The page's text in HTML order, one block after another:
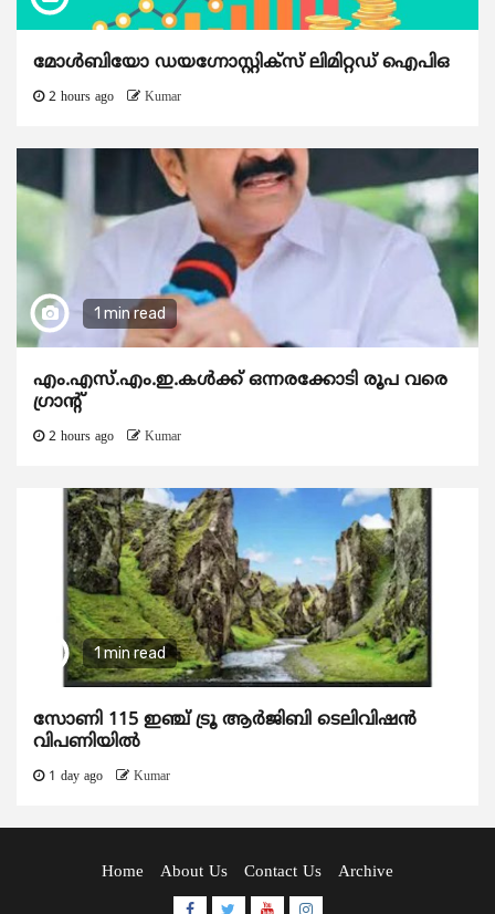
മോൾബിയോ ഡയഗ്നോസ്റ്റിക്സ് ലിമിറ്റഡ് ഐപിഒ
2 hours ago Kumar
1 min read
എം.എസ്.എം.ഇ.കൾക്ക് ഒന്നരക്കോടി രൂപ വരെ
ഗ്രാന്റ്
2 hours ago Kumar
1 min read
സോണി 115 ഇഞ്ച് ട്രൂ ആർജിബി ടെലിവിഷൻ
വിപണിയിൽ
1 day ago Kumar
Home About Us Contact Us Archive